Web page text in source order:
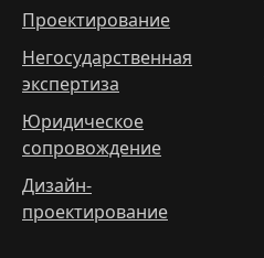
Проектирование
Негосударственная
экспертиза
Юридическое
сопровождение
Дизайн-
проектирование